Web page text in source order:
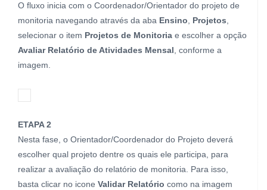
O fluxo inicia com o Coordenador/Orientador do projeto de
monitoria navegando através da aba Ensino Projetos
selecionar o item Projetos de Monitoria e escolher a opção
Avaliar Relatório de Atividades Mensal , conforme a
imagem.
ETAPA 2
Nesta fase, o Orientador/Coordenador do Projeto deverá
escolher qual projeto dentre os quais ele participa, para
realizar a avaliação do relatório de monitoria. Para isso,
basta clicar no icone Validar Relatório como na imagem